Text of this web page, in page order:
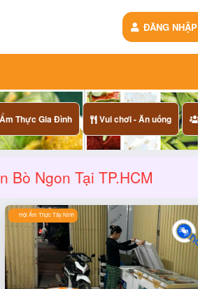
ĐĂNG NHẬP
Thực Gia Đình Vui chơi - Ăn uống
Bò Ngon Tại TP.HCM
Hội Ẩm Thực Tây Ninh